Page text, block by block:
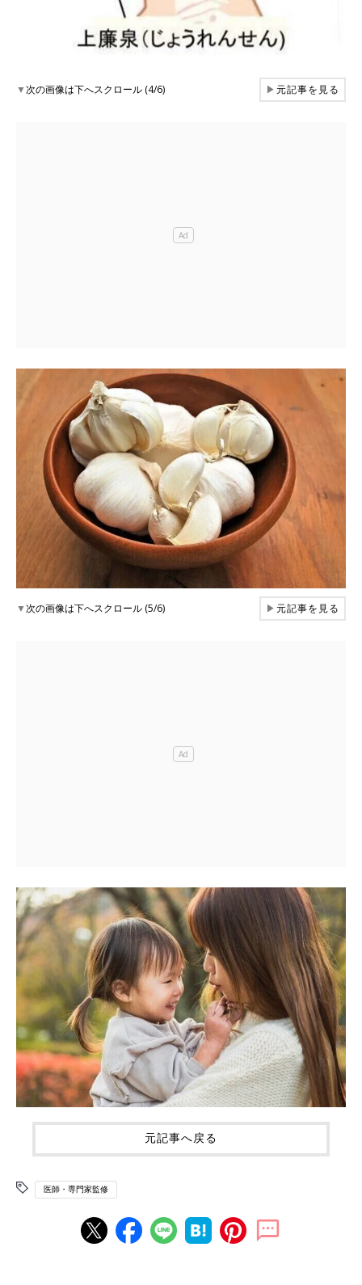
▼次の画像は下へスクロール (4/6) ▶元記事を見る
▼次の画像は下へスクロール (5/6) ▶元記事を見る
元記事へ戻る
医師・専門家監修